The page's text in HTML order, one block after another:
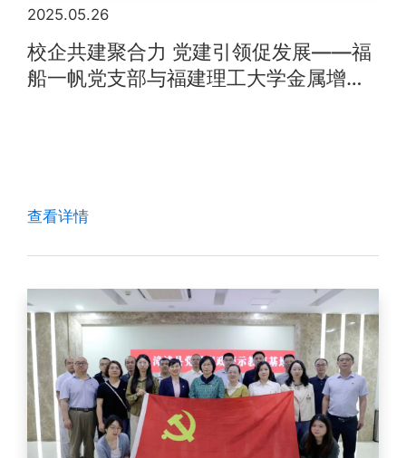
2025.05.26
校企共建聚合力 党建引领促发展——福
船一帆党支部与福建理工大学金属增材
查看详情